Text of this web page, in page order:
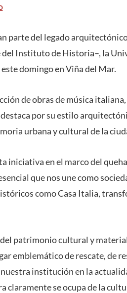
parte del legado
del Instituto de Historia–, la
domingo en Viña del Mar.
de obras de música
por su estilo
urbana y cultural de la
iniciativa en el marco del
que nos une como
como Casa Italia,
patrimonio cultural y
emblemático de rescate, de
institución en la
claramente se ocupa de la